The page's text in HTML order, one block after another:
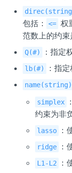
包括：
<= 权
范数上的约束
Q(#) ：指定
lb(#) ：指
name(string)
simplex
约束为非
lasso ：
ridge ：
L1-L2 ：